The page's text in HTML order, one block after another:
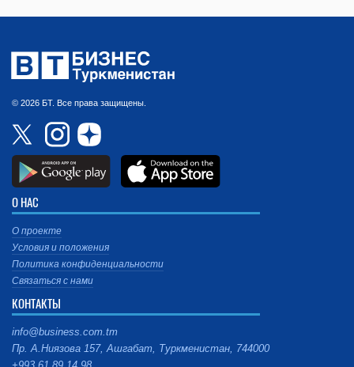
© 2026 БТ. Все права защищены.
О НАС
О проекте
Условия и положения
Политика конфиденциальности
Связаться с нами
КОНТАКТЫ
info@business.com.tm
Пр. А.Ниязова 157, Ашгабат, Туркменистан, 744000